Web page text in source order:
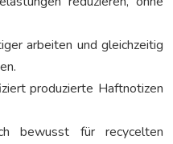
arbeiten und gleichzeitig
produzierte Haftnotizen
bewusst für recycelten